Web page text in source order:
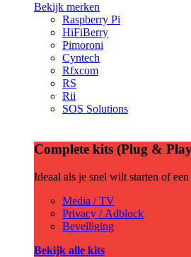
Bekijk merken
Raspberry Pi
HiFiBerry
Pimoroni
Cyntech
Rfxcom
RS
Rii
SOS Solutions
Complete kits (Plug &
Ideaal als je snel wilt starten of
Media / TV
Privacy / Adblock
Beveiliging
Bekijk alle kits